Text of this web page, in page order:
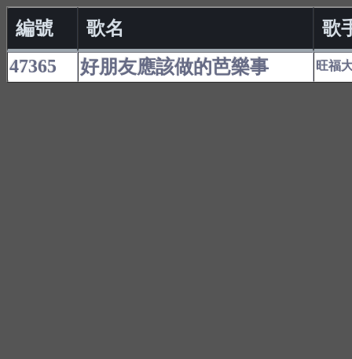
編號 歌名
歌
47365
好朋友應該做的芭樂事 旺福